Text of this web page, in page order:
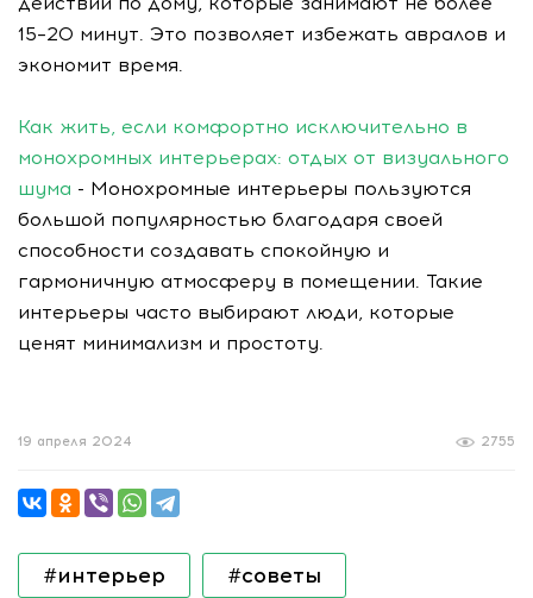
15–20 минут. Это позволяет избежать авралов и
экономит время.
Как жить, если комфортно исключительно в
монохромных интерьерах: отдых от визуального
шума - Монохромные интерьеры пользуются
большой популярностью благодаря своей
способности создавать спокойную и
гармоничную атмосферу в помещении. Такие
интерьеры часто выбирают люди, которые
ценят минимализм и простоту.
2755
19 апреля 2024
#интерьер #советы